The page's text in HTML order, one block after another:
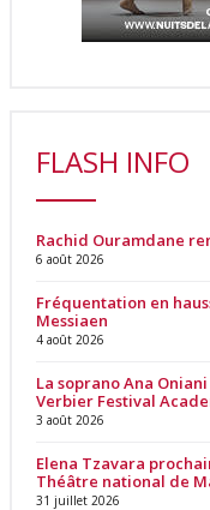
FLASH INFO
Rachid Ouramdane
6 août 2026
Fréquentation en
Messiaen
4 août 2026
La soprano Ana
Verbier Festival
3 août 2026
Elena Tzavara
Théâtre national de
31 juillet 2026